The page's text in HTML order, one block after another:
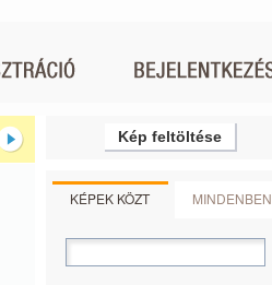
Kép feltöltése
KÉPEK KÖZT MINDENBEN